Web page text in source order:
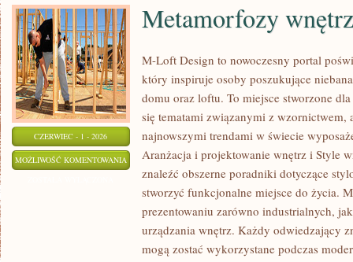
CZERWIEC - 1 - 2026
MOŻLIWOŚĆ KOMENTOWANIA METAMORFOZY
WNĘTRZ
Metamorfozy wnętrz
M-Loft Design to nowoczesny portal
który inspiruje osoby poszukujące
domu oraz loftu. To miejsce stworzone
się tematami związanymi z wzornictwem,
najnowszymi trendami w świecie
Aranżacja i projektowanie wnętrz i Style
znaleźć obszerne poradniki dotyczące
stworzyć funkcjonalne miejsce do życia.
prezentowaniu zarówno industrialnych,
urządzania wnętrz. Każdy odwiedzający
mogą zostać wykorzystane podczas